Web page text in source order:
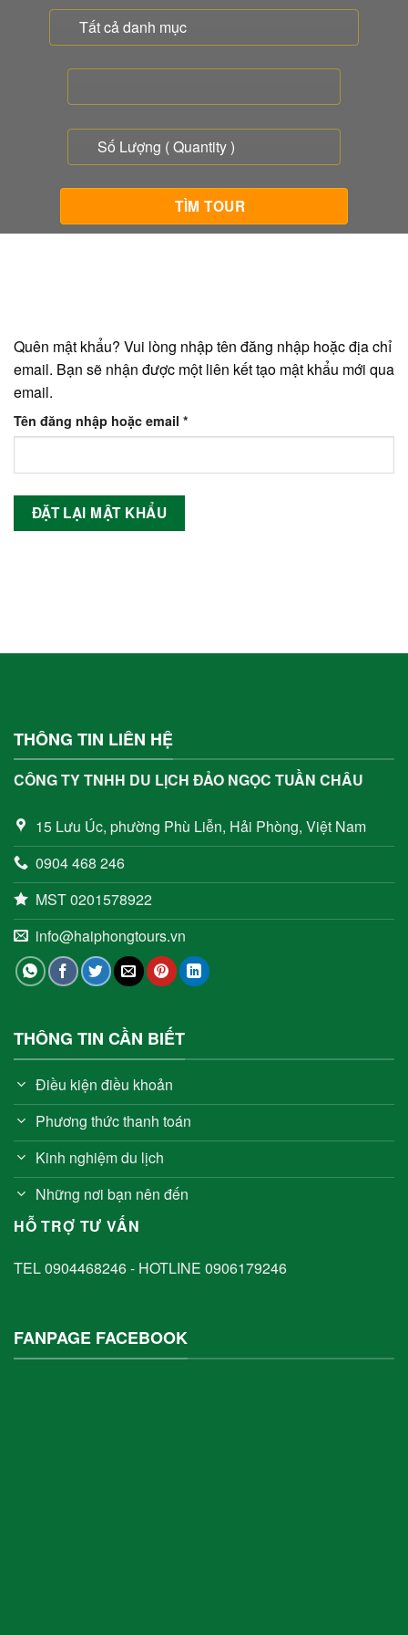
Quên mật khẩu? Vui lòng nhập tên đăng nhập hoặc địa chỉ
email. Bạn sẽ nhận được một liên kết tạo mật khẩu mới qua
email.
Tên đăng nhập hoặc email *
ĐẶT LẠI MẬT KHẨU
THÔNG TIN LIÊN HỆ
CÔNG TY TNHH DU LỊCH ĐẢO NGỌC TUẦN CHÂU
15 Lưu Úc, phường Phù Liễn, Hải Phòng, Việt Nam
0904 468 246
MST 0201578922
info@haiphongtours.vn
THÔNG TIN CẦN BIẾT
Điều kiện điều khoản
Phương thức thanh toán
Kinh nghiệm du lịch
Những nơi bạn nên đến
HỖ TRỢ TƯ VẤN
TEL 0904468246 - HOTLINE 0906179246
FANPAGE FACEBOOK